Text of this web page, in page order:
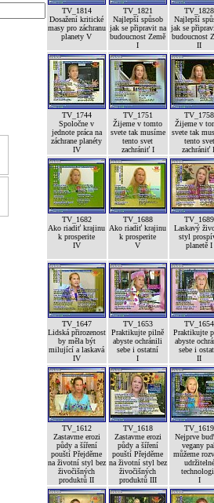
TV_1814
Dosažení kritické
masy pro záchranu
planety V
TV_1821
Najlepší spůsob
jak se připravit na
budoucnost Země
I
TV_1828
Najlepší
jak se
budoucnost
II
TV_1744
Spoločne v
jednote práca na
záchrane planéty
IV
TV_1751
Žijeme v tomto
svete tak musíme
tento svet
zachrániť I
TV_1758
Žijeme v
svete tak
tento svet
zachrániť
TV_1682
Ako riadiť krajinu
k prosperite
IV
TV_1688
Ako riadiť krajinu
k prosperite
V
TV_1689
Laskavý
styl
planetě I
TV_1647
Lidská přirozenost
by měla být
milující a laskavá
IV
TV_1653
Praktikujte pilně
abyste ochránili
sebe i ostatní
I
TV_1654
Praktikujte
abyste
sebe i
II
TV_1612
Zastavme erozi
půdy a šíření
pouští Přejděme
na životní styl bez
živočišných
produktů II
TV_1618
Zastavme erozi
půdy a šíření
pouští Přejděme
na životní styl bez
živočišných
produktů III
TV_1619
Nejprve
vegany
můžeme
udržitelné
I